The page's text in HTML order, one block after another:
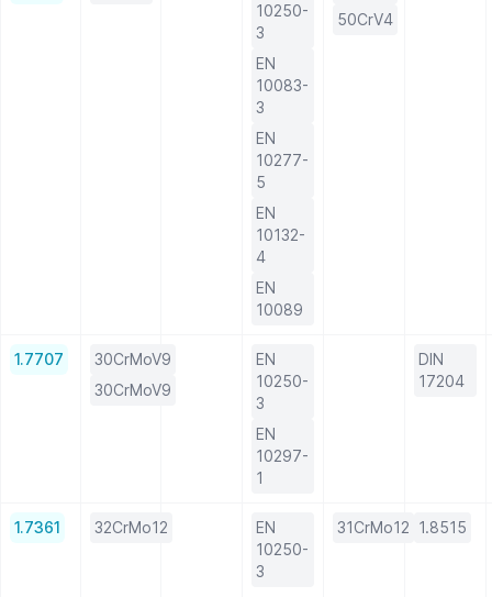
10250-
3
EN
10083-
3
EN
10277-
5
EN
10132-
4
EN
10089
50CrV4
1.7707
30CrMoV9
30CrMoV9
EN
10250-
3
EN
10297-
1
DIN
17204
1.7361 32CrMo12
EN
10250-
3
31CrMo12 1.8515